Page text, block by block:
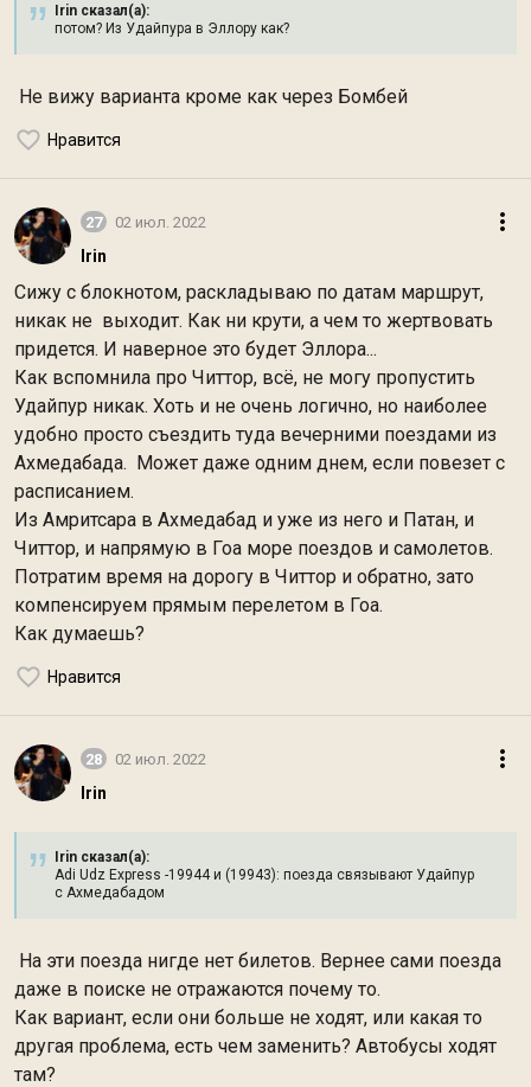
Irin сказал(а):
потом? Из Удайпура в Эллору как?
Не вижу варианта кроме как через Бомбей
Нравится
27 02 июл. 2022
Irin
Сижу с блокнотом, раскладываю по датам маршрут,
никак не выходит. Как ни крути, а чем то жертвовать
придется. И наверное это будет Эллора...
Как вспомнила про Читтор, всё, не могу пропустить
Удайпур никак. Хоть и не очень логично, но наиболее
удобно просто съездить туда вечерними поездами из
Ахмедабада. Может даже одним днем, если повезет с
расписанием.
Из Амритсара в Ахмедабад и уже из него и Патан, и
Читтор, и напрямую в Гоа море поездов и самолетов.
Потратим время на дорогу в Читтор и обратно, зато
компенсируем прямым перелетом в Гоа.
Как думаешь?
Нравится
28 02 июл. 2022
Irin
Irin сказал(а):
Adi Udz Express -19944 и (19943): поезда связывают Удайпур
с Ахмедабадом
На эти поезда нигде нет билетов. Вернее сами поезда
даже в поиске не отражаются почему то.
Как вариант, если они больше не ходят, или какая то
другая проблема, есть чем заменить? Автобусы ходят
там?